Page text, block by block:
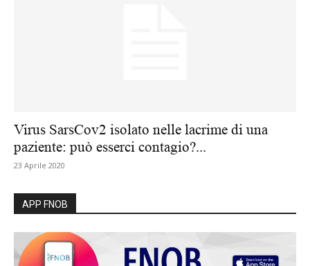
Virus SarsCov2 isolato nelle lacrime di una
paziente: può esserci contagio?...
23 Aprile 2020
APP FNOB